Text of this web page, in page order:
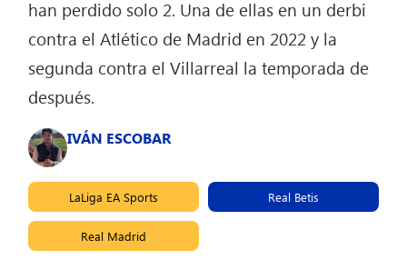
han perdido solo 2. Una de ellas en un derbi
contra el Atlético de Madrid en 2022 y la
segunda contra el Villarreal la temporada de
después.
IVÁN ESCOBAR
LaLiga EA Sports Real Betis
Real Madrid